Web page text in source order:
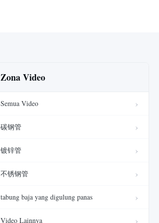
Zona Video
Semua Video
碳钢管
镀锌管
不锈钢管
tabung baja yang digulung panas
Video Lainnya